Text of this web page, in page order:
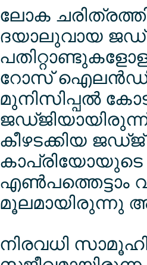
ലോക
ദയാലുവായ
റോസ്
മുനിസിപ്പല്‍
കീഴടക്കിയ ജഡ്ജ്
എണ്‍പത്തെട്ടാം
മൂലമായിരുന്നു
നിരവധി